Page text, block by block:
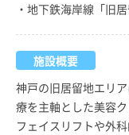
・地下鉄海岸線「旧
施設概要
神戸の旧居留地エリ
療を主軸とした美容ク
フェイスリフトや外